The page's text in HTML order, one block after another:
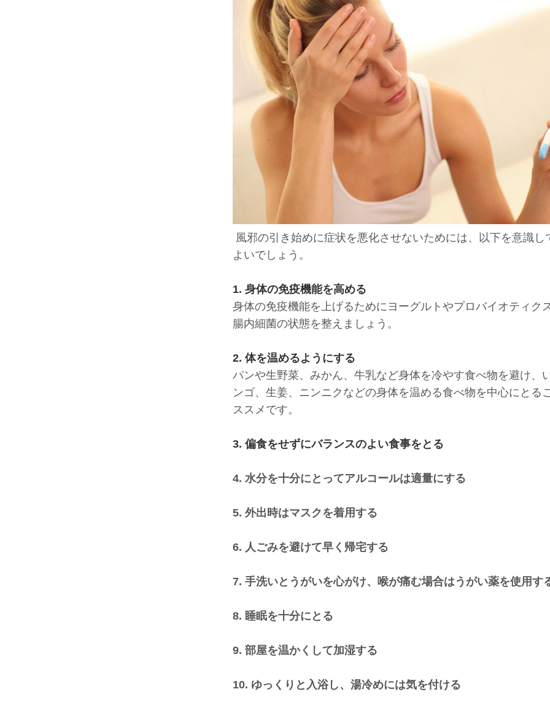
風邪の引き始めに症状を悪化させないためには、以下を意識し
よいでしょう。
1. 身体の免疫機能を高める
身体の免疫機能を上げるためにヨーグルトやプロバイオティク
腸内細菌の状態を整えましょう。
2. 体を温めるようにする
パンや生野菜、みかん、牛乳など身体を冷やす食べ物を避け、
ンゴ、生姜、ニンニクなどの身体を温める食べ物を中心にとる
ススメです。
3. 偏食をせずにバランスのよい食事をとる
4. 水分を十分にとってアルコールは適量にする
5. 外出時はマスクを着用する
6. 人ごみを避けて早く帰宅する
7. 手洗いとうがいを心がけ、喉が痛む場合はうがい薬を使用す
8. 睡眠を十分にとる
9. 部屋を温かくして加湿する
10. ゆっくりと入浴し、湯冷めには気を付ける